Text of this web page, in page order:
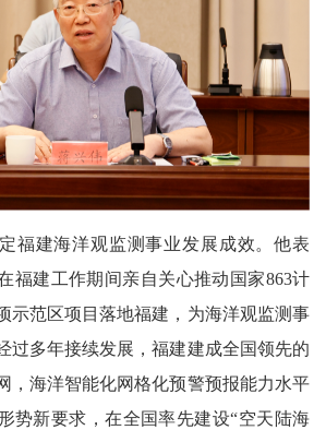
福建海洋观监测事业发展成效。他表
福建工作期间亲自关心推动国家863计
示范区项目落地福建，为海洋观监测事
过多年接续发展，福建建成全国领先的
，海洋智能化网格化预警预报能力水平
势新要求，在全国率先建设“空天陆海